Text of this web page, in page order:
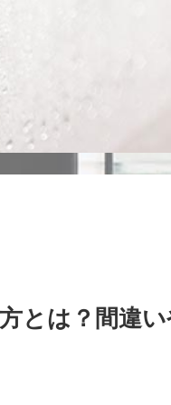
方とは？間違